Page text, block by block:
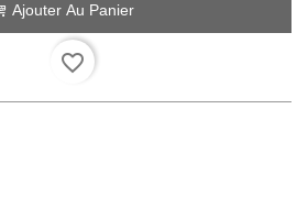
Ajouter Au Panier
favorite_border